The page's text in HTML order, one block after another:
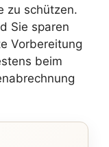
zu schützen.
Sie sparen
Vorbereitung
beim